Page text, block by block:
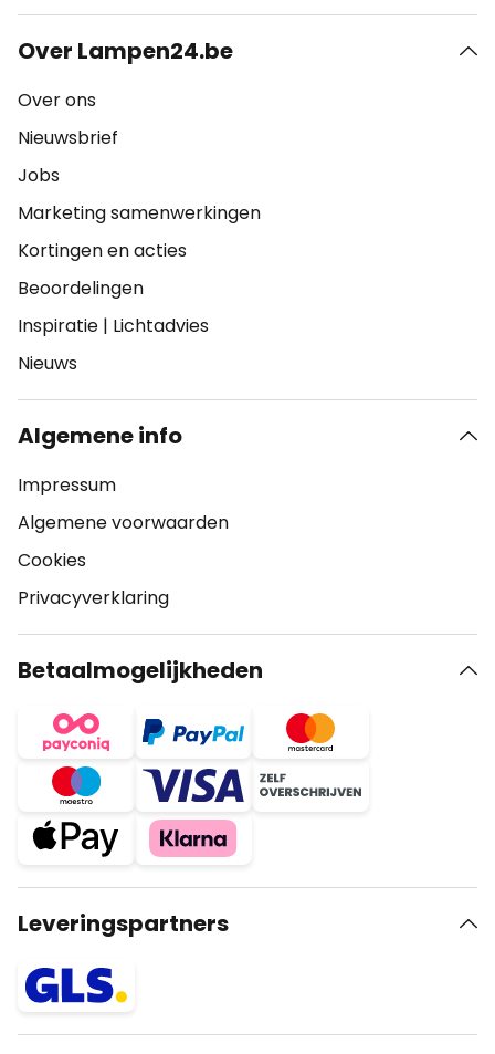
Over Lampen24.be
Over ons
Nieuwsbrief
Jobs
Marketing samenwerkingen
Kortingen en acties
Beoordelingen
Inspiratie | Lichtadvies
Nieuws
Algemene info
Impressum
Algemene voorwaarden
Cookies
Privacyverklaring
Betaalmogelijkheden
Leveringspartners